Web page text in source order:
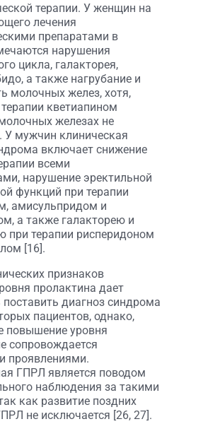
терапии. У женщин на
лечения
препаратами в
нарушения
цикла, галакторея,
а также нагрубание и
молочных желез, хотя,
кветиапином
железах не
У мужчин клиническая
включает снижение
всеми
нарушение эректильной
функций при терапии
амисульпридом и
а также галакторею и
при терапии рисперидоном
[16].
признаков
пролактина дает
диагноз синдрома
пациентов, однако,
повышение уровня
сопровождается
проявлениями.
ГПРЛ является поводом
наблюдения за такими
как развитие поздних
не исключается [26, 27].